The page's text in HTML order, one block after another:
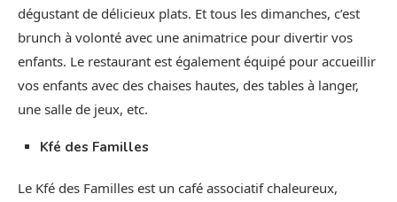
dégustant de délicieux plats. Et tous les dimanches, c’est
brunch à volonté avec une animatrice pour divertir vos
enfants. Le restaurant est également équipé pour accueillir
vos enfants avec des chaises hautes, des tables à langer,
une salle de jeux, etc.
Kfé des Familles
Le Kfé des Familles est un café associatif chaleureux,